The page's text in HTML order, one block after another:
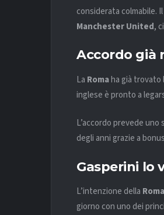
considerata colmabile.
Manchester United,
Accordo già
La Romaha già trovato
inglese è pronto a
L’accordo prevede
degli anni grazie a
Gasperini lo
L’intenzione della Roma
giorno con uno dei